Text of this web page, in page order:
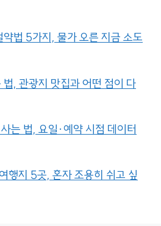
법 5가지, 물가 오른 지금 소도
, 관광지 맛집과 어떤 점이 다
는 법, 요일·예약 시점 데이터
행지 5곳, 혼자 조용히 쉬고 싶